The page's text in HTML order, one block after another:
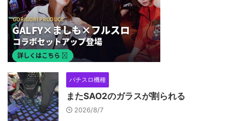
パチスロ機種
またSAO2のガラスが割られる
2026/8/7